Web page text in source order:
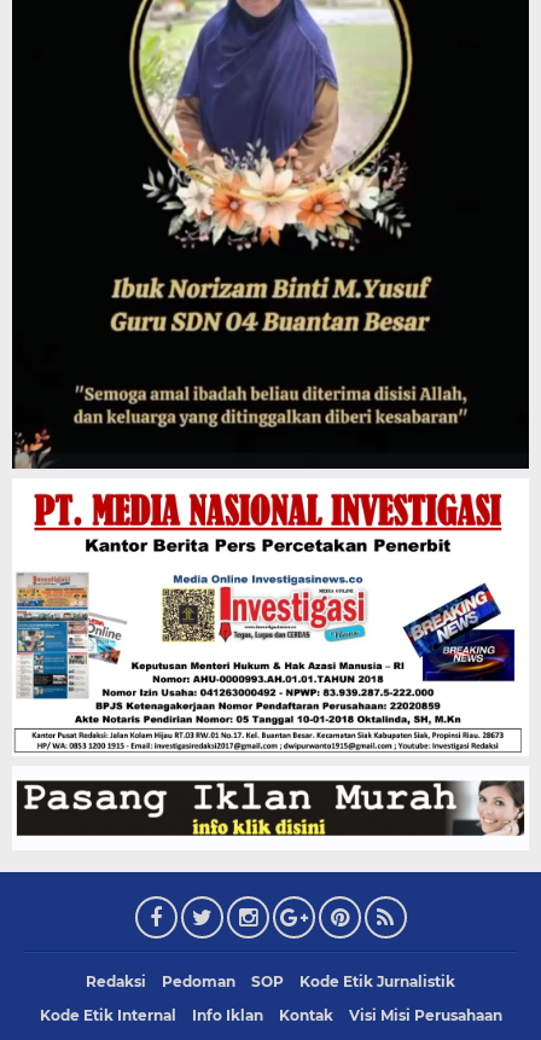
Redaksi Pedoman SOP
Kode Etik Jurnalistik
Kode Etik Internal
Info Iklan Kontak Visi Misi Perusahaan